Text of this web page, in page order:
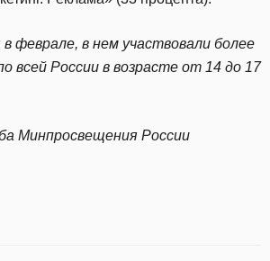
в феврале, в нем участвовали более
всей России в возрасте от 14 до 17
Минпросвещения России